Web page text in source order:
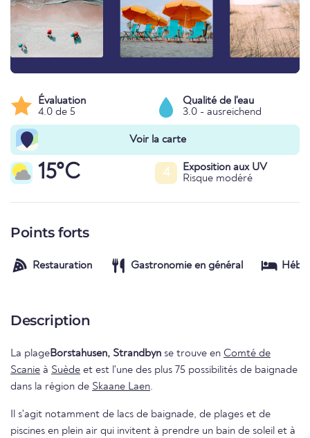
Évaluation
4.0 de 5
Qualité de l'eau
3.0 - ausreichend
Voir la carte
15°C 4
Exposition aux UV
Risque modéré
Points forts
Restauration Gastronomie en général
Description
La plageBorstahusen, Strandbyn se trouve en Comté de
Scanie à Suède et est l'une des plus 75 possibilités de baignade
dans la région de Skaane Laen.
Il s'agit notamment de lacs de baignade, de plages et de
piscines en plein air qui invitent à prendre un bain de soleil et à